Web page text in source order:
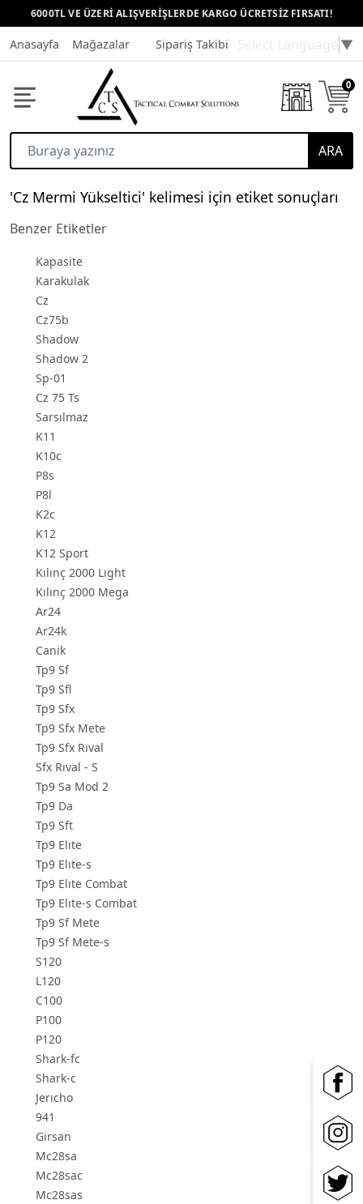
6000TL VE ÜZERİ ALIŞVERİŞLERDE KARGO ÜCRETSİZ FIRSATI!
Anasayfa Mağazalar Sipariş Takibi Müşteri Hizmetleri
▼
ARA
0
'Cz Mermi Yükseltici' kelimesi için etiket sonuçları
Benzer Etiketler
Kapasite
Karakulak
Cz
Cz75b
Shadow
Shadow 2
Sp-01
Cz 75 Ts
Sarsılmaz
K11
K10c
P8s
P8l
K2c
K12
K12 Sport
Kılınç 2000 Lıght
Kılınç 2000 Mega
Ar24
Ar24k
Canik
Tp9 Sf
Tp9 Sfl
Tp9 Sfx
Tp9 Sfx Mete
Tp9 Sfx Rıval
Sfx Rıval - S
Tp9 Sa Mod 2
Tp9 Da
Tp9 Sft
Tp9 Elıte
Tp9 Elıte-s
Tp9 Elıte Combat
Tp9 Elıte-s Combat
Tp9 Sf Mete
Tp9 Sf Mete-s
S120
L120
C100
P100
P120
Shark-fc
Shark-c
Jerıcho
941
Girsan
Mc28sa
Mc28sac
Mc28sas